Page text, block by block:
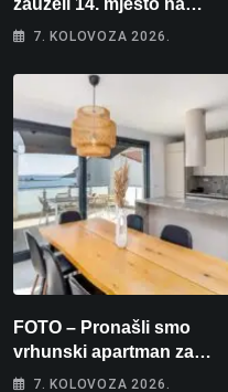
brzincu
7. KOLOVOZA 2026.
FOTO – Pronašli smo
vrhunski apartman za
odmor: Pogled na more, tri
7. KOLOVOZA 2026.